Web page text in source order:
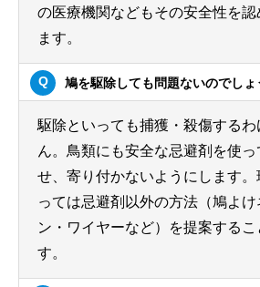
の医療機関などもその安全性を
ます。
鳩を駆除しても問題ないのでしょ
駆除といっても捕獲・殺傷する
ん。鳥類にも安全な忌避剤を使っ
せ、寄り付かないようにします。
っては忌避剤以外の方法（鳩よ
ン・ワイヤーなど）を提案するこ
す。